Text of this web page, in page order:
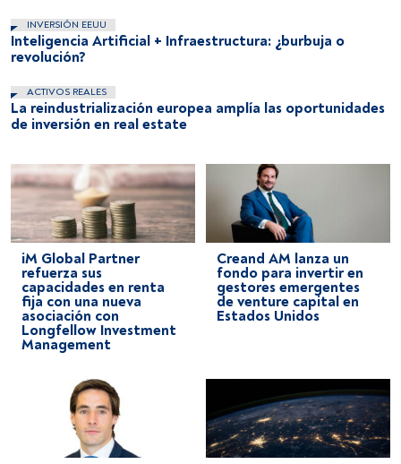
INVERSIÓN EEUU
Inteligencia Artificial + Infraestructura: ¿burbuja o
revolución?
ACTIVOS REALES
La reindustrialización europea amplía las oportunidades
de inversión en real estate
iM Global Partner
refuerza sus
capacidades en renta
fija con una nueva
asociación con
Longfellow Investment
Management
Creand AM lanza un
fondo para invertir en
gestores emergentes
de venture capital en
Estados Unidos